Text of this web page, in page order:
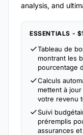
analysis, and
ESSENTIALS -
Tableau de
montrant les
pourcentage
Calculs
mettent à
votre revenu
Suivi
préremplis
assurances